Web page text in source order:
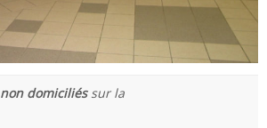
non domiciliéssur la